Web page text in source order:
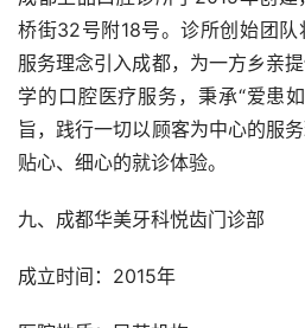
桥街32号附18号。诊所创始团
服务理念引入成都，为一方乡亲
学的口腔医疗服务，秉承“爱患
旨，践行一切以顾客为中心的服
贴心、细心的就诊体验。
九、成都华美牙科悦齿门诊部
成立时间：2015年